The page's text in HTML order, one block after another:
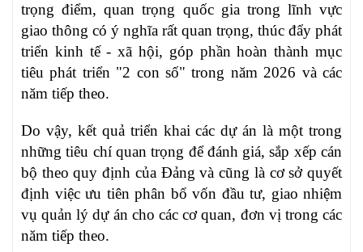
trọng điểm, quan trọng quốc gia trong lĩnh vực
giao thông có ý nghĩa rất quan trọng, thúc đẩy phát
triển kinh tế - xã hội, góp phần hoàn thành mục
tiêu phát triển "2 con số" trong năm 2026 và các
năm tiếp theo.
Do vậy, kết quả triển khai các dự án là một trong
những tiêu chí quan trọng để đánh giá, sắp xếp cán
bộ theo quy định của Đảng và cũng là cơ sở quyết
định việc ưu tiên phân bổ vốn đầu tư, giao nhiệm
vụ quản lý dự án cho các cơ quan, đơn vị trong các
năm tiếp theo.